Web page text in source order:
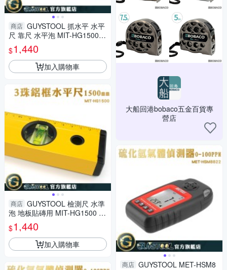
商店 GUYSTOOL 抓水平 水平
尺 靠尺 水平泡 MIT-HG1500
建築工具 水準泡 水電 三株水平
尺
$1,440
加入購物車
商店 GUYSTOOL 檢測尺 水準
泡 地板貼磚用 MIT-HG1500 水
平呎 工程必備 木工 水平校準器
$1,440
加入購物車
大船回港bobaco五金百貨專
營店
商店 GUYSTOOL MET-HSM8